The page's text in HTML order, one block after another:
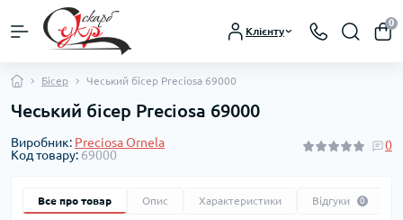
Клієнту
0
Бісер Чеський бісер Preciosa 69000
Чеський бісер Preciosa 69000
Виробник: Preciosa Ornela
Код товару: 69000
0
Все про товар Опис Характеристики Відгуки 0